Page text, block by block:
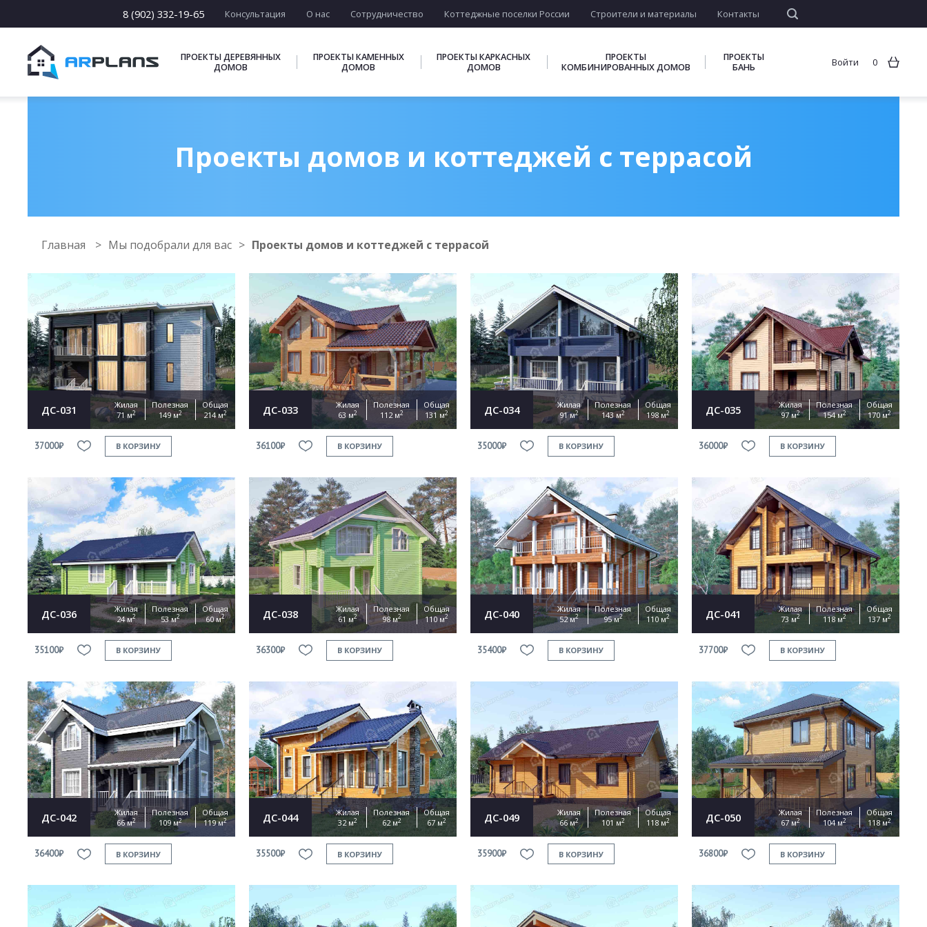
8 (902) 332-19-65 Консультация О нас Сотрудничество Коттеджные поселки России Строители и материалы Контакты
ПРОЕКТЫ ДЕРЕВЯННЫХ
ДОМОВ
ПРОЕКТЫ КАМЕННЫХ
ДОМОВ
ПРОЕКТЫ КАРКАСНЫХ
ДОМОВ
ПРОЕКТЫ
КОМБИНИРОВАННЫХ ДОМОВ
ПРОЕКТЫ
БАНЬ
Войти 0
Проекты домов и коттеджей с террасой
Главная Мы подобрали для вас Проекты домов и коттеджей с террасой
ДС-031
Жилая
71 м2
Полезная
149 м2
Общая
214 м2
37000₽ В КОРЗИНУ
ДС-033
Жилая
63 м2
Полезная
112 м2
Общая
131 м2
36100₽ В КОРЗИНУ
ДС-034
Жилая
91 м2
Полезная
143 м2
Общая
198 м2
35000₽ В КОРЗИНУ
ДС-035
Жилая
97 м2
Полезная
154 м2
Общая
170 м2
36000₽ В КОРЗИНУ
ДС-036
Жилая
24 м2
Полезная
53 м2
Общая
60 м2
35100₽ В КОРЗИНУ
ДС-038
Жилая
61 м2
Полезная
98 м2
Общая
110 м2
36300₽ В КОРЗИНУ
ДС-040
Жилая
52 м2
Полезная
95 м2
Общая
110 м2
35400₽ В КОРЗИНУ
ДС-041
Жилая
73 м2
Полезная
118 м2
Общая
137 м2
37700₽ В КОРЗИНУ
ДС-042
Жилая
66 м2
Полезная
109 м2
Общая
119 м2
36400₽ В КОРЗИНУ
ДС-044
Жилая
32 м2
Полезная
62 м2
Общая
67 м2
35500₽ В КОРЗИНУ
ДС-049
Жилая
66 м2
Полезная
101 м2
Общая
118 м2
35900₽ В КОРЗИНУ
ДС-050
Жилая
67 м2
Полезная
104 м2
Общая
118 м2
36800₽ В КОРЗИНУ